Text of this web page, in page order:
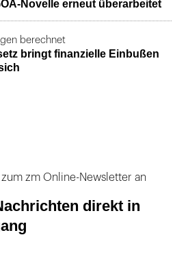
Novelle erneut überarbeitet
berechnet
bringt finanzielle Einbußen
zm Online-Newsletter an
direkt in